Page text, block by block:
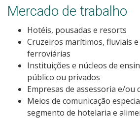
Cotas
Inscrições e acompanhamento
Orientações para Matrícula
Transferências e Retornos
Provas e Gabaritos
Mercado de trabalho
Hotéis, pousadas e resorts
Cruzeiros marítimos, fluviais
ferroviárias
Instituições e núcleos de
público ou privados
Empresas de assessoria e/ou
Meios de comunicação
segmento de hotelaria e